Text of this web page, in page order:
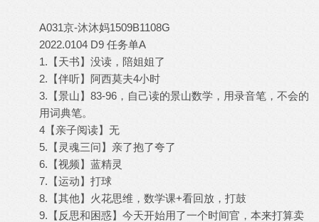
A031京-沐沐妈1509B1108G
2022.0104 D9 任务单A
1.【天书】没读，陪姐姐了
2.【伴听】阿西莫夫4小时
3.【景山】83-96，自己读的景山数学，用录音笔，不会的
用词典笔。
4【亲子阅读】无
5.【灵魂三问】亲了抱了夸了
6.【视频】蓝精灵
7.【运动】打球
8.【其他】火花思维，数学课+看回放，打鼓
9.【反思和困惑】今天开始用了一个时间官，本来打算卖